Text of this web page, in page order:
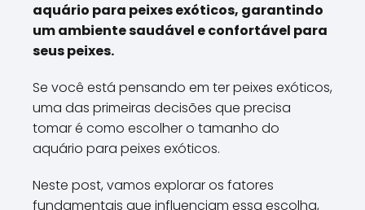
aquário para peixes exóticos, garantindo
um ambiente saudável e confortável para
seus peixes.
Se você está pensando em ter peixes exóticos,
uma das primeiras decisões que precisa
tomar é como escolher o tamanho do
aquário para peixes exóticos.
Neste post, vamos explorar os fatores
fundamentais que influenciam essa escolha,